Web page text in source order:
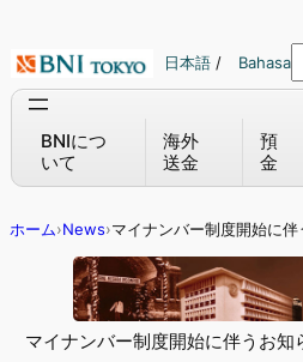
を
日本語 / Bahasa
BNIにつ
いて
海外
送金
預
金
ホーム›News›マイナンバー制度開始に伴
マイナンバー制度開始に伴うお知